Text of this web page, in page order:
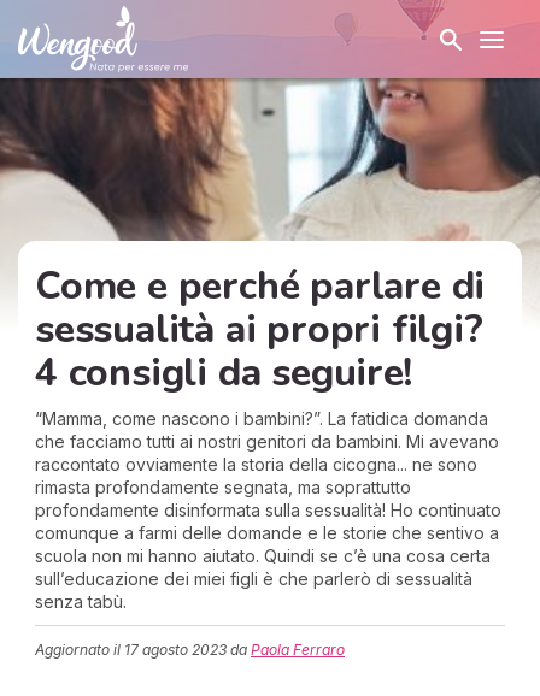
Come e perché parlare di
sessualità ai propri filgi?
4 consigli da seguire!
“Mamma, come nascono i bambini?”. La fatidica domanda
che facciamo tutti ai nostri genitori da bambini. Mi avevano
raccontato ovviamente la storia della cicogna... ne sono
rimasta profondamente segnata, ma soprattutto
profondamente disinformata sulla sessualità! Ho continuato
comunque a farmi delle domande e le storie che sentivo a
scuola non mi hanno aiutato. Quindi se c’è una cosa certa
sull’educazione dei miei figli è che parlerò di sessualità
senza tabù.
Aggiornato il 17 agosto 2023 da Paola Ferraro